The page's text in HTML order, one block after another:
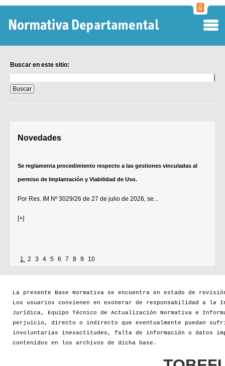
Buscar en este sitio:
en
este
sitio:
Novedades
Se reglamenta procedimiento respecto a las gestiones vinculadas al
permiso de Implantación y Viabilidad de Uso.
Por Res. IM Nº 3029/26 de 27 de julio de 2026, se...
[+]
1 2 3 4 5 6 7 8 9 10
La presente Base Normativa se encuentra en estado de
Los usuarios convienen en exonerar de responsabilidad a la
Jurídica, Equipo Técnico de Actualización Normativa e
perjuicio, directo o indirecto que eventualmente puedan
involuntarias inexactitudes, falta de información o datos
contenidos en los archivos de dicha base.